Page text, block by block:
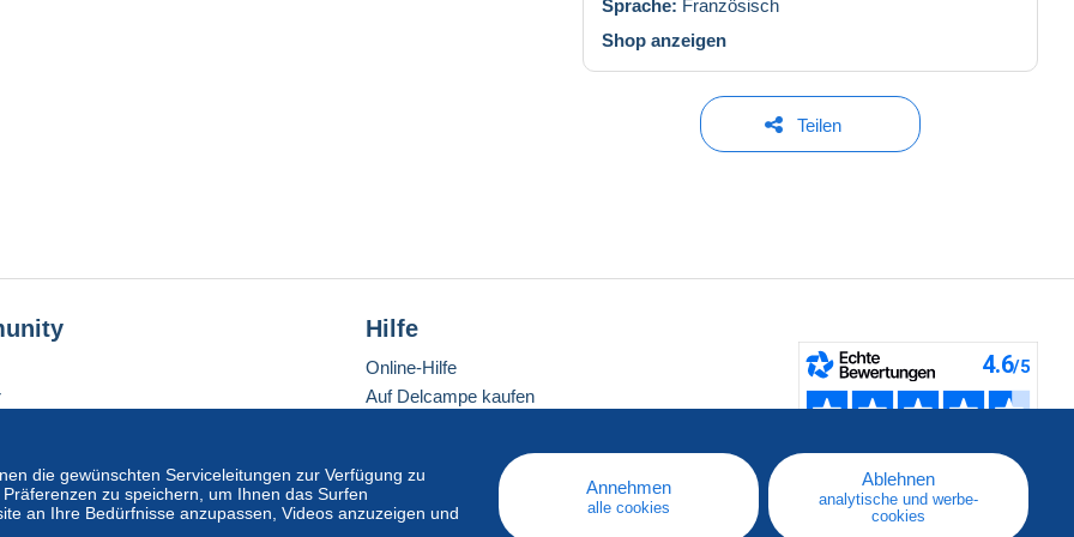
Sprache: Französisch
Shop anzeigen
Teilen
die gewünschten Serviceleitungen zur Verfügung zu
zu speichern, um Ihnen das Surfen
an Ihre Bedürfnisse anzupassen, Videos anzuzeigen und
Annehmen
alle cookies
Ablehnen
analytische und werbe-
cookies
Hilfe
Online-Hilfe
Auf Delcampe kaufen
Eine sichere Website